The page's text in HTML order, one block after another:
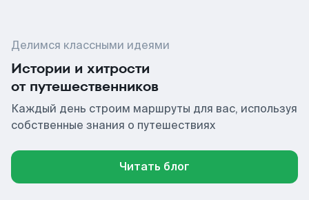
Делимся классными идеями
Истории и хитрости
от путешественников
Каждый день строим маршруты для вас, используя
собственные знания о путешествиях
Читать блог